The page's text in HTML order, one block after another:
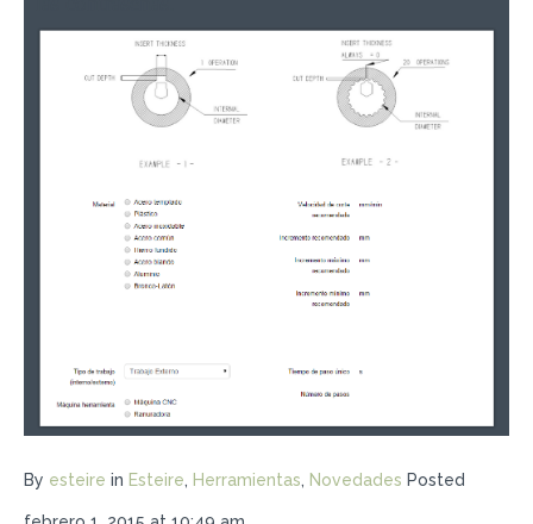
By esteire in Esteire, Herramientas, Novedades Posted